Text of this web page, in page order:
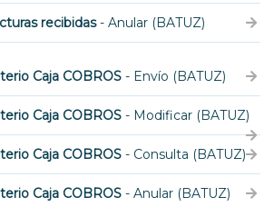
recibidas- Anular (BATUZ)
Caja COBROS - Envío (BATUZ)
Caja COBROS - Modificar (BATUZ)
Caja COBROS - Consulta (BATUZ)
Caja COBROS - Anular (BATUZ)